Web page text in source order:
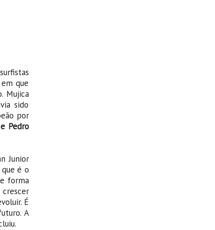
que
Mujica
sido
por
Pedro
Junior
é o
forma
É
A